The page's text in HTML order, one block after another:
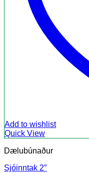
Add to wishlist
Quick View
Dælubúnaður
Sjóinntak 2″